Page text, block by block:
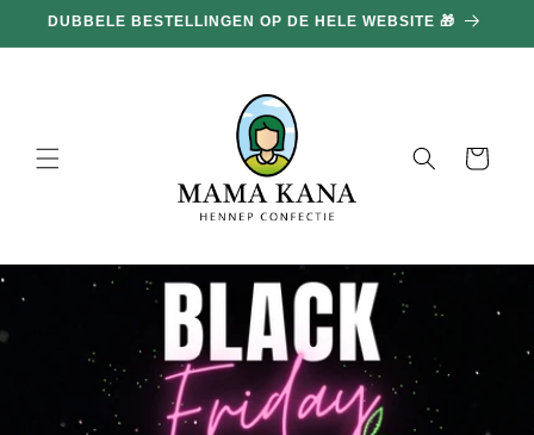
doorgaan
naar
DUBBELE BESTELLINGEN OP DE HELE WEBSITE 🎁
Mand